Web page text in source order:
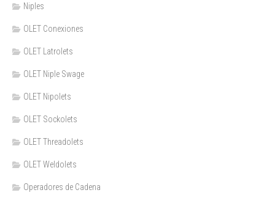
Niples
OLET Conexiones
OLET Latrolets
OLET Niple Swage
OLET Nipolets
OLET Sockolets
OLET Threadolets
OLET Weldolets
Operadores de Cadena